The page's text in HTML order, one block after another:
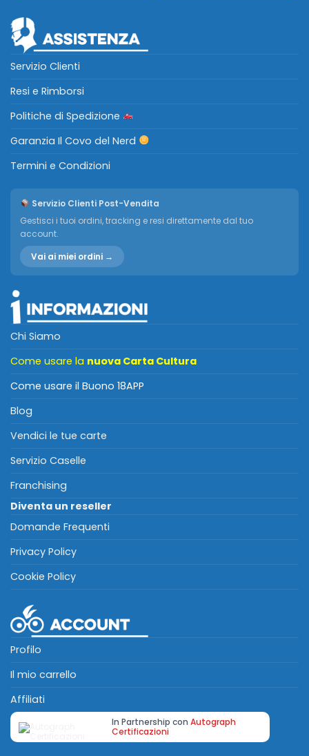
Servizio Clienti
Resi e Rimborsi
Politiche di Spedizione
Garanzia Il Covo del Nerd
Termini e Condizioni
Servizio Clienti Post-Vendita
Gestisci i tuoi ordini, tracking e resi direttamente dal tuo
account.
Vai ai miei ordini →
Chi Siamo
Come usare la nuova Carta Cultura
Come usare il Buono 18APP
Blog
Vendici le tue carte
Servizio Caselle
Franchising
Diventa un reseller
Domande Frequenti
Privacy Policy
Cookie Policy
Profilo
Il mio carrello
Affiliati
In Partnership con Autograph
Certificazioni